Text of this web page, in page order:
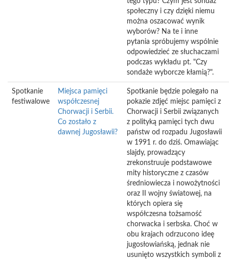
społeczny i czy dzięki niemu
można oszacować wynik
wyborów? Na te i inne
pytania spróbujemy wspólnie
odpowiedzieć ze słuchaczami
podczas wykładu pt. "Czy
sondaże wyborcze kłamią?".
Spotkanie
festiwalowe
Miejsca pamięci
współczesnej
Chorwacji i Serbii.
Co zostało z
dawnej Jugosławii?
Spotkanie będzie polegało na
pokazie zdjęć miejsc pamięci z
Chorwacji i Serbii związanych
z polityką pamięci tych dwu
państw od rozpadu Jugosławii
w 1991 r. do dziś. Omawiając
slajdy, prowadzący
zrekonstruuje podstawowe
mity historyczne z czasów
średniowiecza i nowożytności
oraz II wojny światowej, na
których opiera się
współczesna tożsamość
chorwacka i serbska. Choć w
obu krajach odrzucono ideę
jugosłowiańską, jednak nie
usunięto wszystkich symboli z